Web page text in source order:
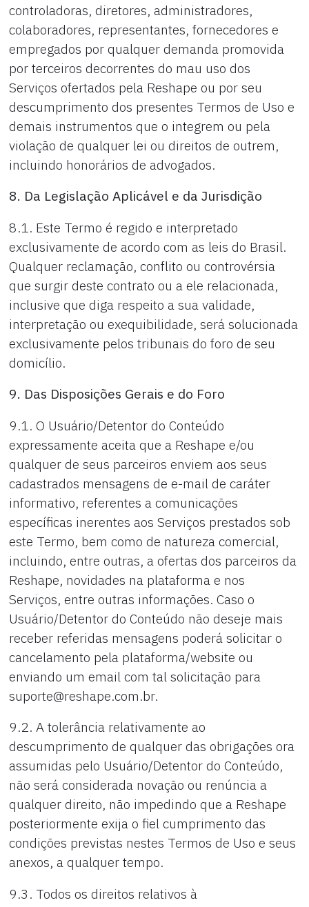
controladoras, diretores, administradores,
colaboradores, representantes, fornecedores e
empregados por qualquer demanda promovida
por terceiros decorrentes do mau uso dos
Serviços ofertados pela Reshape ou por seu
descumprimento dos presentes Termos de Uso e
demais instrumentos que o integrem ou pela
violação de qualquer lei ou direitos de outrem,
incluindo honorários de advogados.
8. Da Legislação Aplicável e da Jurisdição
8.1. Este Termo é regido e interpretado
exclusivamente de acordo com as leis do Brasil.
Qualquer reclamação, conflito ou controvérsia
que surgir deste contrato ou a ele relacionada,
inclusive que diga respeito a sua validade,
interpretação ou exequibilidade, será solucionada
exclusivamente pelos tribunais do foro de seu
domicílio.
9. Das Disposições Gerais e do Foro
9.1. O Usuário/Detentor do Conteúdo
expressamente aceita que a Reshape e/ou
qualquer de seus parceiros enviem aos seus
cadastrados mensagens de e-mail de caráter
informativo, referentes a comunicações
específicas inerentes aos Serviços prestados sob
este Termo, bem como de natureza comercial,
incluindo, entre outras, a ofertas dos parceiros da
Reshape, novidades na plataforma e nos
Serviços, entre outras informações. Caso o
Usuário/Detentor do Conteúdo não deseje mais
receber referidas mensagens poderá solicitar o
cancelamento pela plataforma/website ou
enviando um email com tal solicitação para
suporte@reshape.com.br.
9.2. A tolerância relativamente ao
descumprimento de qualquer das obrigações ora
assumidas pelo Usuário/Detentor do Conteúdo,
não será considerada novação ou renúncia a
qualquer direito, não impedindo que a Reshape
posteriormente exija o fiel cumprimento das
condições previstas nestes Termos de Uso e seus
anexos, a qualquer tempo.
9.3. Todos os direitos relativos à